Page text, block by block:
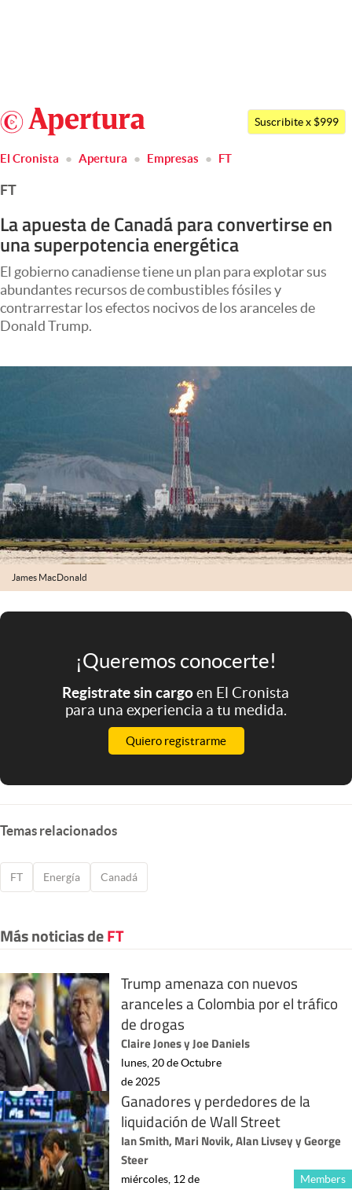
Argentina
Members
Economía y Política
Negocios
Columnistas
Otras secciones
Apertura
Mundial 2026
Eventos Corporativos
El Cronista Studio
Mediakit
Argentina
Suscribite x $999
El Cronista Apertura Empresas FT
FT
La apuesta de Canadá para convertirse en
una superpotencia energética
El gobierno canadiense tiene un plan para explotar sus
abundantes recursos de combustibles fósiles y
contrarrestar los efectos nocivos de los aranceles de
Donald Trump.
James MacDonald
¡Queremos conocerte!
Registrate sin cargoen El Cronista
para una experiencia a tu medida.
Quiero registrarme
Temas relacionados
FT Energía Canadá
Más noticias deFT
Trump amenaza con nuevos
aranceles a Colombia por el tráfico
de drogas
Claire Jones y Joe Daniels
lunes, 20 de Octubre
de 2025
Ganadores y perdedores de la
liquidación de Wall Street
Ian Smith, Mari Novik, Alan Livsey y George
Steer
Members
miércoles, 12 de